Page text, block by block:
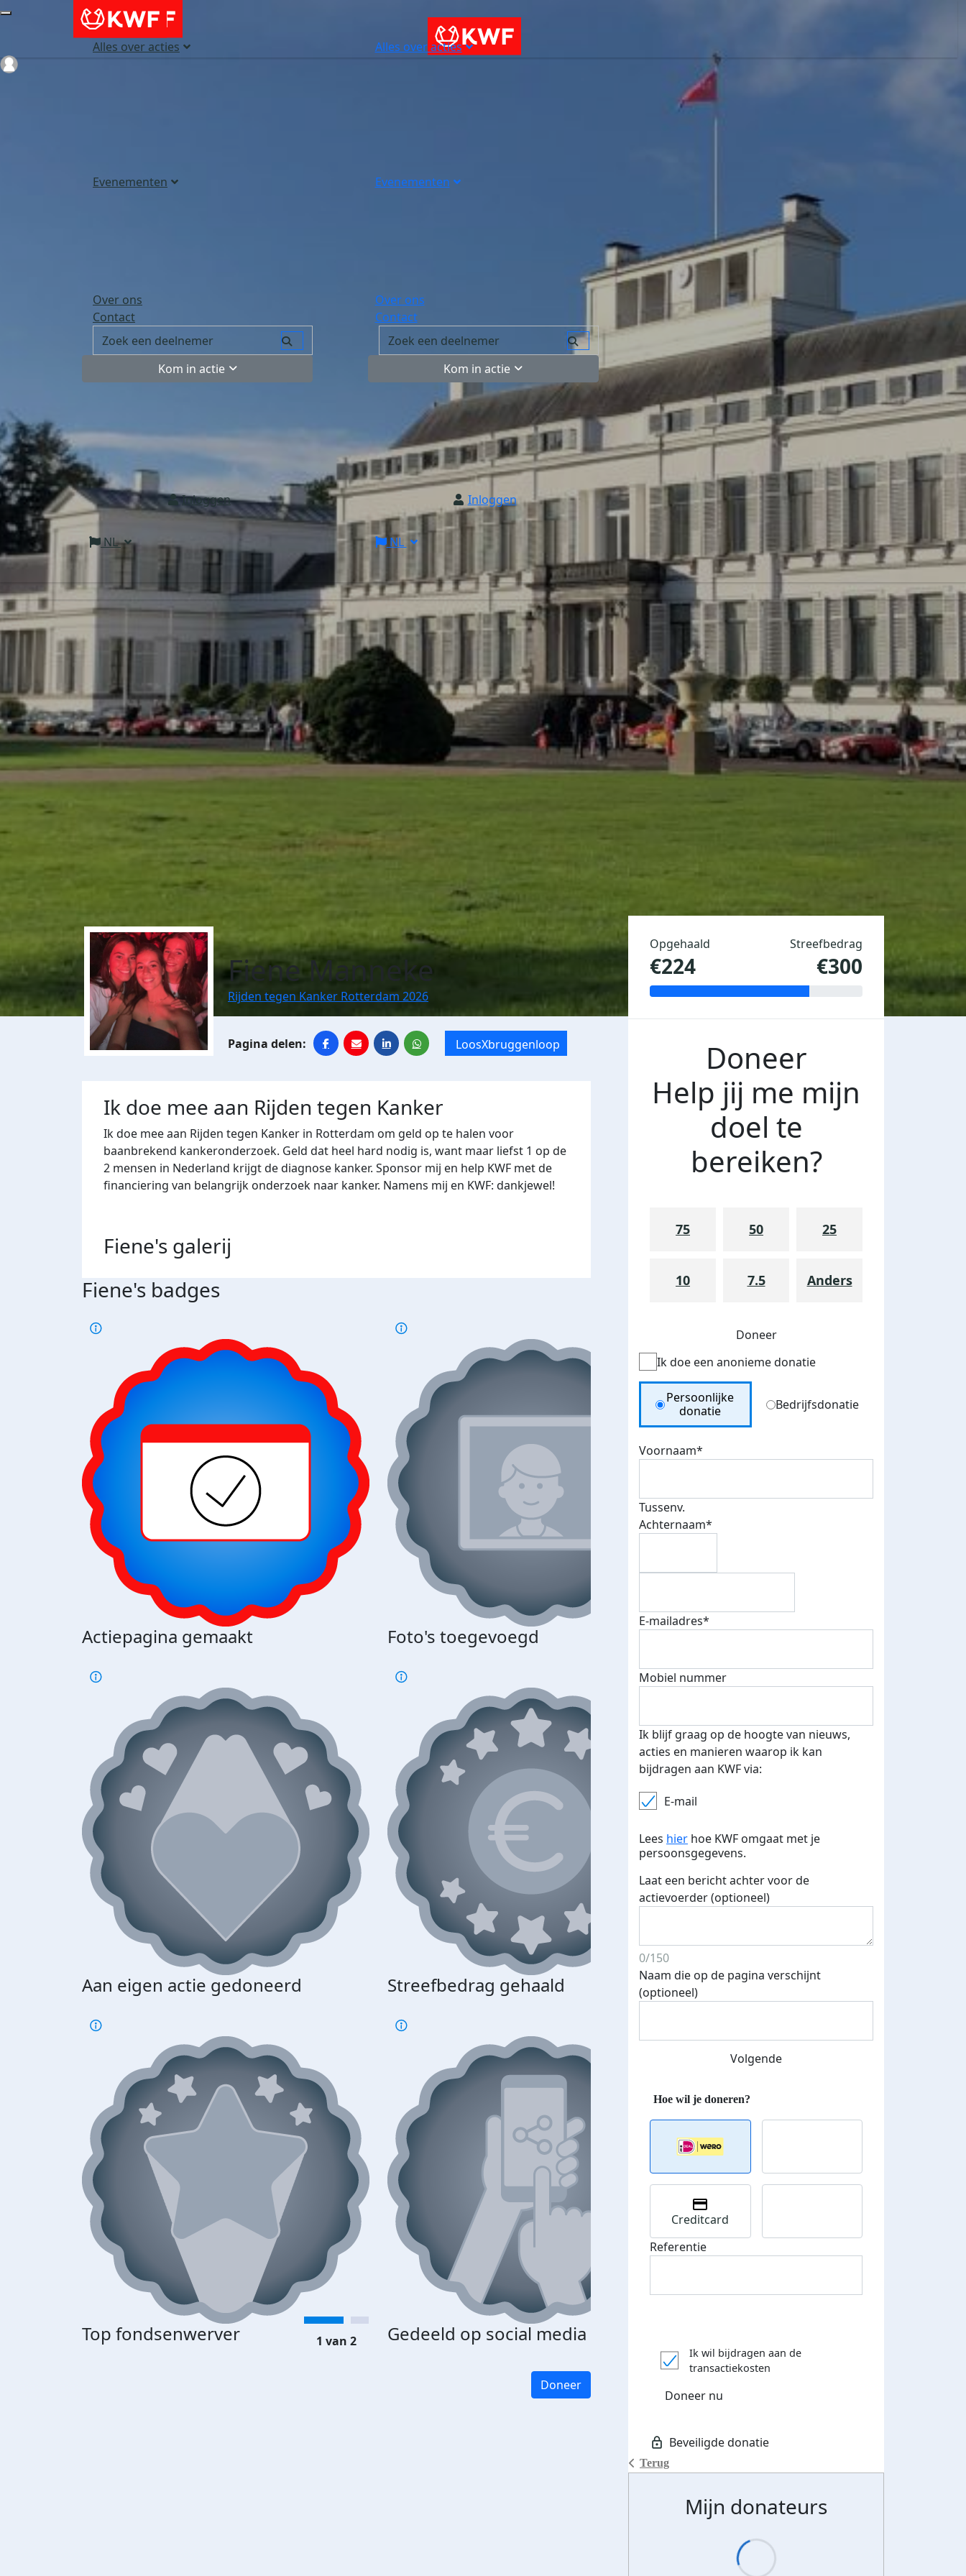
Alles over acties
Evenementen
Over ons
Contact
Kom in actie
Inloggen
NL
Alles over acties
Evenementen
Over ons
Contact
Kom in actie
Inloggen
NL
Fiene Manneke
Rijden tegen Kanker Rotterdam 2026
LoosXbruggenloop
Ik doe mee aan Rijden tegen Kanker
Ik doe mee aan Rijden tegen Kanker in Rotterdam om geld op te halen voor
baanbrekend kankeronderzoek. Geld dat heel hard nodig is, want maar liefst 1 op de
2 mensen in Nederland krijgt de diagnose kanker. Sponsor mij en help KWF met de
financiering van belangrijk onderzoek naar kanker. Namens mij en KWF: dankjewel!
Fiene's galerij
Fiene's badges
Actiepagina gemaakt Foto's toegevoegd E-mails verstuurd
Aan eigen actie gedoneerd Streefbedrag gehaald Streefbedrag verhoogd
Top fondsenwerver Gedeeld op social media
Top fondsenwerver
1 van 2
Doneer
Opgehaald
€224
Streefbedrag
€300
Doneer
Help jij me mijn
doel te
bereiken?
75 50 25
10 7.5 Anders
Doneer
Ik doe een anonieme donatie
Donation Type
Persoonlijke
donatie
Bedrijfsdonatie
Voornaam*
Tussenv.
Achternaam*
E-mailadres*
Mobiel nummer
Ik blijf graag op de hoogte van nieuws,
acties en manieren waarop ik kan
bijdragen aan KWF via:
E-mail
Lees hier hoe KWF omgaat met je
persoonsgegevens.
Laat een bericht achter voor de
actievoerder (optioneel)
0/150
Naam die op de pagina verschijnt
(optioneel)
Volgende
Terug
Creditcard
Referentie
Ik wil bijdragen aan de
transactiekosten
Doneer nu
Mijn donateurs